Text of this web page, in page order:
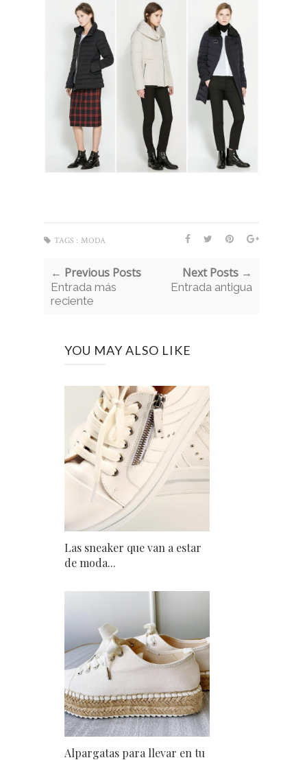
TAGS : MODA
← Previous Posts
Entrada más
reciente
Next Posts →
Entrada antigua
YOU MAY ALSO LIKE
Las sneaker que van a estar
de moda...
Alpargatas para llevar en tu